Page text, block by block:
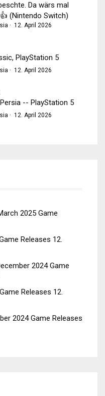
Da wärs mal
(Nintendo Switch)
· 12. April 2026
PlayStation 5
· 12. April 2026
-- PlayStation 5
· 12. April 2026
2025 Game
Releases 12.
2024 Game
Releases 12.
2024 Game Releases